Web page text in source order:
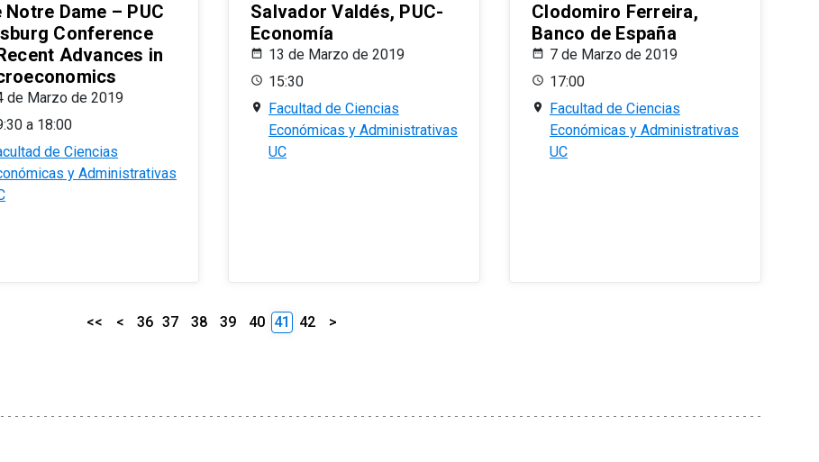
Notre Dame – PUC
Conference
Advances in
de Marzo de 2019
a 18:00
de Ciencias
y Administrativas
Salvador Valdés, PUC-
Economía
13 de Marzo de 2019
15:30
Facultad de Ciencias
Económicas y Administrativas
UC
Clodomiro Ferreira,
Banco de España
7 de Marzo de 2019
17:00
Facultad de Ciencias
Económicas y Administrativas
UC
<< < 36 37 38 39 40 41 42 >